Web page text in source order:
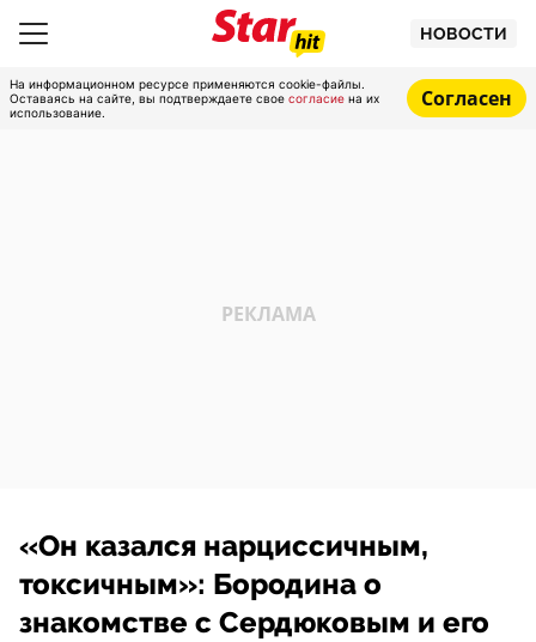
НОВОСТИ
На информационном ресурсе применяются cookie-файлы.
Оставаясь на сайте, вы подтверждаете свое согласие на их
использование.
Согласен
«Он казался нарциссичным,
токсичным»: Бородина о
знакомстве с Сердюковым и его